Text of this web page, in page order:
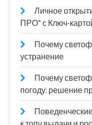
Личное
ПРО” с Ключ-
Почему
устранение
Почему
погоду: решение